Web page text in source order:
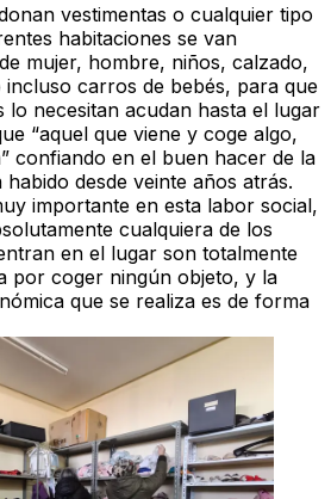
vestimentas o cualquier tipo
habitaciones se van
mujer, hombre, niños, calzado,
incluso carros de bebés, para que
lo necesitan acudan hasta el lugar
“aquel que viene y coge algo,
confiando en el buen hacer de la
desde veinte años atrás.
importante en esta labor social,
cualquiera de los
en el lugar son totalmente
por coger ningún objeto, y la
que se realiza es de forma